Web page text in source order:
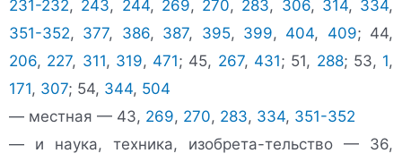
231-232, 243, 244, 269, 270, 283, 306, 314, 334,
351-352, 377, 386, 387, 395, 399, 404, 409; 44,
206, 227, 311, 319, 471; 45, 267, 431; 51, 288; 53, 1,
171, 307; 54, 344, 504
— местная — 43, 269, 270, 283, 334, 351-352
— и наука, техника, изобрета-тельство — 36,